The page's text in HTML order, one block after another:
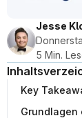
Jesse
5 Min.
Key
Grundlagen